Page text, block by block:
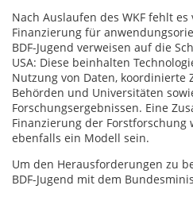
Nach Auslaufen des WKF fehlt
Finanzierung für
BDF-Jugend verweisen auf die
USA: Diese beinhalten
Nutzung von Daten, koordinierte
Behörden und Universitäten
Forschungsergebnissen. Eine
Finanzierung der Forstforschung
ebenfalls ein Modell sein.
Um den Herausforderungen zu
BDF-Jugend mit dem